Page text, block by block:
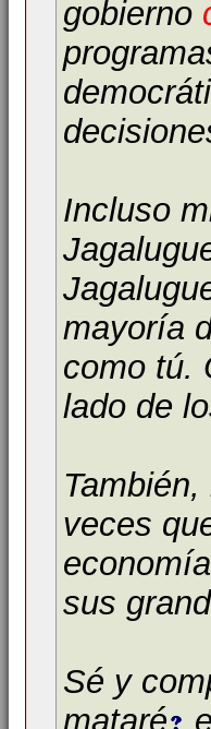
gobierno
Incluso
mayoría
como tú.
lado de
veces
sus
Sé y
mataré